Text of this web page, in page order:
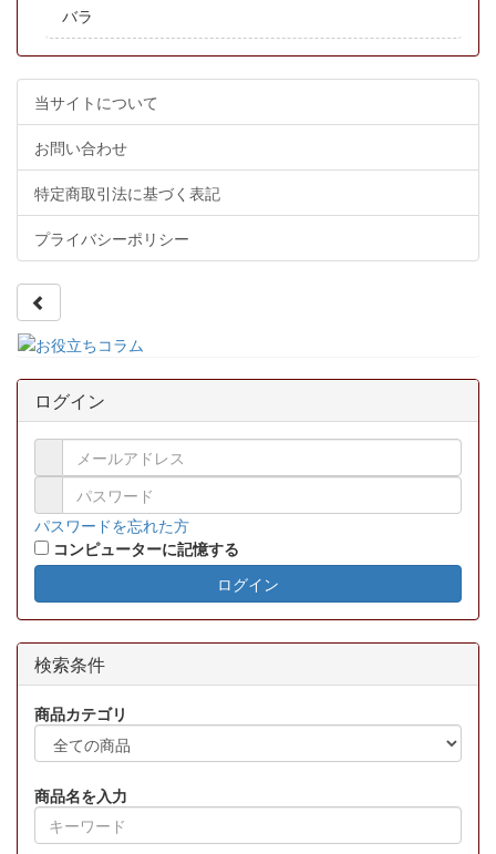
バラ
当サイトについて
お問い合わせ
特定商取引法に基づく表記
プライバシーポリシー
ログイン
パスワードを忘れた方
コンピューターに記憶する
ログイン
検索条件
商品カテゴリ
商品名を入力